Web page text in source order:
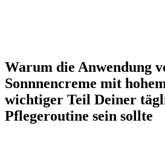
Warum die Anwendung
Sonnnencreme mit
wichtiger Teil Deiner
Pflegeroutine sein sollte